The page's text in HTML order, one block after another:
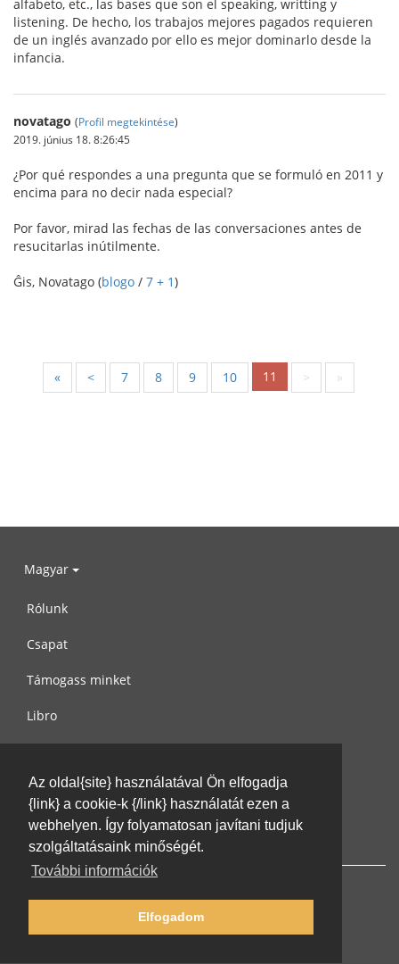
Az oldal{site} használatával Ön elfogadja
{link} a cookie-k {/link} használatát ezen a
webhelyen. Így folyamatosan javítani tudjuk
szolgáltatásaink minőségét.
További információk
Elfogadom
alfabeto, etc., las bases que son el speaking, writting y
listening. De hecho, los trabajos mejores pagados requieren
de un inglés avanzado por ello es mejor dominarlo desde la
infancia.
novatago (Profil megtekintése)
2019. június 18. 8:26:45
¿Por qué respondes a una pregunta que se formuló en 2011 y
encima para no decir nada especial?
Por favor, mirad las fechas de las conversaciones antes de
resucitarlas inútilmente.
Ĝis, Novatago (blogo / 7 + 1)
« < 7 8 9 10 11 > »
Magyar
Rólunk
Csapat
Támogass minket
Libro
Használati feltételek
Írj nekünk
© 2002-2026 lernu.net |Impressum